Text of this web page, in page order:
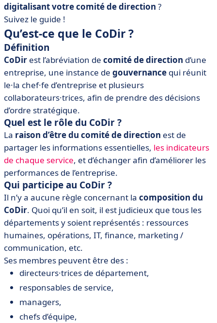
digitalisant votre comité de direction ?
Suivez le guide !
Qu’est-ce que le CoDir ?
Définition
CoDir est l’abréviation de comité de direction d’une
entreprise, une instance de gouvernance qui réunit
le·la chef·fe d’entreprise et plusieurs
collaborateurs·trices, afin de prendre des décisions
d’ordre stratégique.
Quel est le rôle du CoDir ?
La raison d’être du comité de direction est de
partager les informations essentielles, les indicateurs
de chaque service, et d’échanger afin d’améliorer les
performances de l’entreprise.
Qui participe au CoDir ?
Il n’y a aucune règle concernant la composition du
CoDir. Quoi qu’il en soit, il est judicieux que tous les
départements y soient représentés : ressources
humaines, opérations, IT, finance, marketing /
communication, etc.
Ses membres peuvent être des :
directeurs·trices de département,
responsables de service,
managers,
chefs d’équipe,